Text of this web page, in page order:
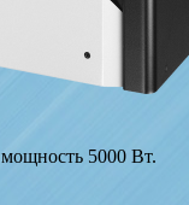
5000 Вт.